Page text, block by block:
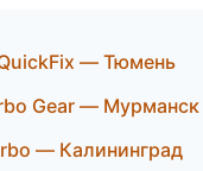
— Тюмень
Gear — Мурманск
— Калининград